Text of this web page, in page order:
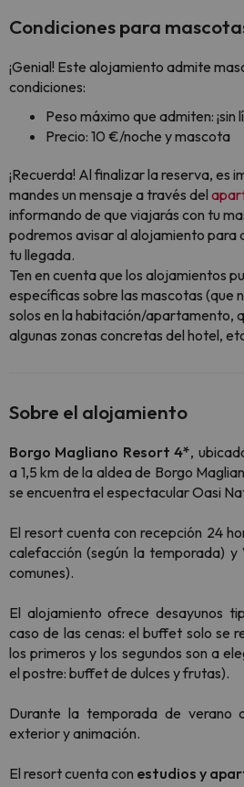
Condiciones para
¡Genial! Este alojamiento admite
condiciones:
Peso máximo que admiten: ¡sin
Precio: 10 €/noche y mascota
¡Recuerda! Al finalizar la reserva, es
mandes un mensaje a través del
informando de que viajarás con tu
podremos avisar al alojamiento para
tu llegada.
Ten en cuenta que los alojamientos
específicas sobre las mascotas (que
solos en la habitación/apartamento,
algunas zonas concretas del hotel,
Sobre el alojamiento
Borgo Magliano Resort 4*,
a 1,5 km de la aldea de Borgo
se encuentra el espectacular Oasi
El resort cuenta con recepción 24
calefacción (según la temporada)
comunes).
El alojamiento ofrece desayunos
caso de las cenas: el buffet solo se
los primeros y los segundos son a
el postre: buffet de dulces y frutas).
Durante la temporada de verano
exterior y animación.
El resort cuenta con estudios y